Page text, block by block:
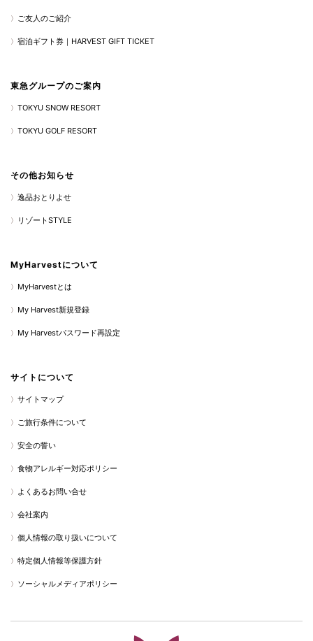
ご友人のご紹介
宿泊ギフト券｜HARVEST GIFT TICKET
東急グループのご案内
TOKYU SNOW RESORT
TOKYU GOLF RESORT
その他お知らせ
逸品おとりよせ
リゾートSTYLE
MyHarvestについて
MyHarvestとは
My Harvest新規登録
My Harvestパスワード再設定
サイトについて
サイトマップ
ご旅行条件について
安全の誓い
食物アレルギー対応ポリシー
よくあるお問い合せ
会社案内
個人情報の取り扱いについて
特定個人情報等保護方針
ソーシャルメディアポリシー